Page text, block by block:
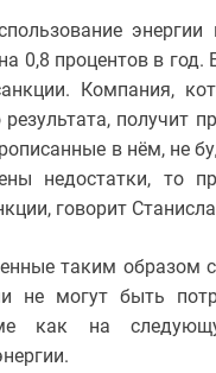
энергии
0,8 процентов в год.
Компания,
получит
в нём, не
недостатки, то
говорит
таким образом
не могут быть
как на